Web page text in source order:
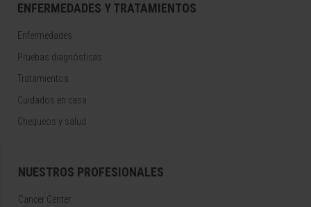
ENFERMEDADES Y TRATAMIENTOS
Enfermedades
Pruebas diagnósticas
Tratamientos
Cuidados en casa
Chequeos y salud
NUESTROS PROFESIONALES
Cancer Center